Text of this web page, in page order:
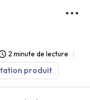
2 minute de lecture
produit